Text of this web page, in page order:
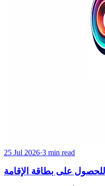
25 Jul 2026·3 min read
على بطاقة الإقامة